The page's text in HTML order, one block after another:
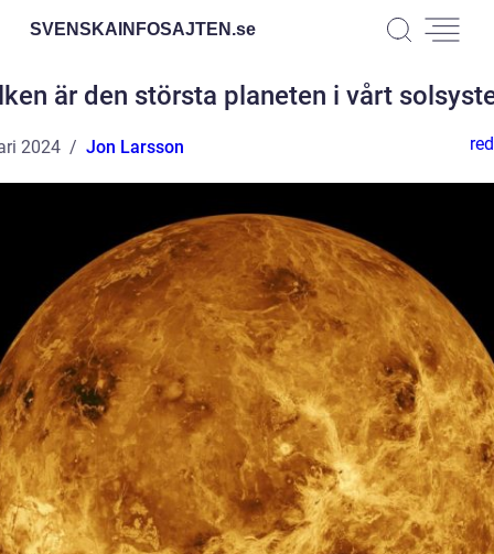
SVENSKAINFOSAJTEN.se
är den största planeten i vårt
2024 Jon Larsson